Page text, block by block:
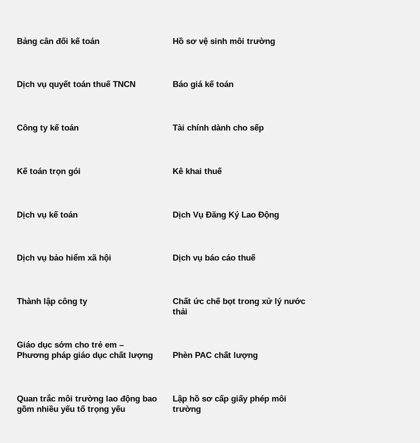
Bảng cân đối kế toán Hồ sơ vệ sinh môi trường
Dịch vụ quyết toán thuế TNCN Báo giá kế toán
Công ty kế toán Tài chính dành cho sếp
Kế toán trọn gói Kê khai thuế
Dịch vụ kế toán Dịch Vụ Đăng Ký Lao Động
Dịch vụ bảo hiểm xã hội Dịch vụ báo cáo thuế
Thành lập công ty
Chất ức chế bọt trong xử lý nước
thải
Giáo dục sớm cho trẻ em –
Phương pháp giáo dục chất lượng
Phèn PAC chất lượng
Quan trắc môi trường lao động bao
gồm nhiều yếu tố trọng yếu
Lập hồ sơ cấp giấy phép môi
trường